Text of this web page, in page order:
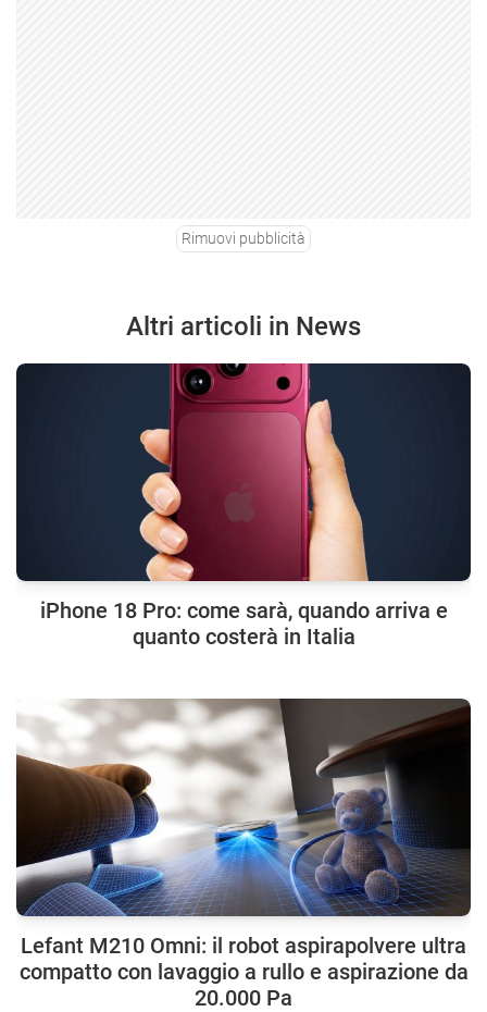
Rimuovi pubblicità
Altri articoli in News
iPhone 18 Pro: come sarà, quando arriva e
quanto costerà in Italia
Lefant M210 Omni: il robot aspirapolvere ultra
compatto con lavaggio a rullo e aspirazione da
20.000 Pa